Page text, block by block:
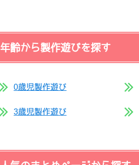
年齢から製作遊びを探す
0歳児製作遊び
3歳児製作遊び